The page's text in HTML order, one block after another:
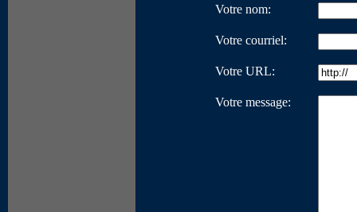
Votre nom:
Votre courriel:
Votre URL:
Votre message: